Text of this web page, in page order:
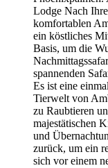
Lodge Nach
komfortablen
ein köstliches
Basis, um die
spannenden
Es ist eine
Tierwelt von
zu Raubtieren
majestätischen
und
zurück, um ein
sich vor einem